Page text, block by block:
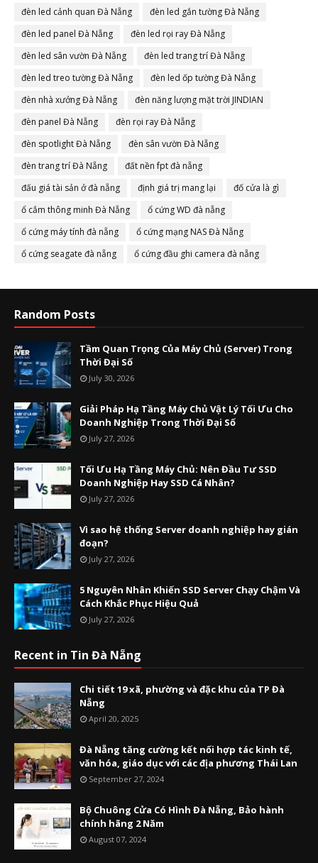
đèn led cảnh quan Đà Nẵng
đèn led gắn tường Đà Nẵng
đèn led panel Đà Nẵng
đèn led rọi ray Đà Nẵng
đèn led sân vườn Đà Nẵng
đèn led trang trí Đà Nẵng
đèn led treo tường Đà Nẵng
đèn led ốp tường Đà Nẵng
đèn nhà xưởng Đà Nẵng
đèn năng lượng mặt trời JINDIAN
đèn panel Đà Nẵng
đèn rọi ray Đà Nẵng
đèn spotlight Đà Nẵng
đèn sân vườn Đà Nẵng
đèn trang trí Đà Nẵng
đất nền fpt đà nẵng
đấu giá tài sản ở đà nẵng
định giá trị mang lại
đố cửa là gì
ổ cắm thông minh Đà Nẵng
ổ cứng WD đà nẵng
ổ cứng máy tính đà nẵng
ổ cứng mạng NAS Đà Nẵng
ổ cứng seagate đà nẵng
ổ cứng đầu ghi camera đà nẵng
Random Posts
Tầm Quan Trọng Của Máy Chủ (Server) Trong
Thời Đại Số
July 30, 2026
Giải Pháp Hạ Tầng Máy Chủ Vật Lý Tối Ưu Cho
Doanh Nghiệp Trong Thời Đại Số
July 27, 2026
Tối Ưu Hạ Tầng Máy Chủ: Nên Đầu Tư SSD
Doanh Nghiệp Hay SSD Cá Nhân?
July 27, 2026
Vì sao hệ thống Server doanh nghiệp hay gián
đoạn?
July 27, 2026
5 Nguyên Nhân Khiến SSD Server Chạy Chậm Và
Cách Khắc Phục Hiệu Quả
July 27, 2026
Recent in Tin Đà Nẵng
Chi tiết 19 xã, phường và đặc khu của TP Đà
Nẵng
April 20, 2025
Đà Nẵng tăng cường kết nối hợp tác kinh tế,
văn hóa, giáo dục với các địa phương Thái Lan
September 27, 2024
Bộ Chuông Cửa Có Hình Đà Nẵng, Bảo hành
chính hãng 2 Năm
August 07, 2024